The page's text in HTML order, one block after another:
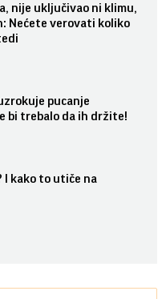
nije uključivao ni klimu,
Nećete verovati koliko
pucanje
bi trebalo da ih držite!
kako to utiče na